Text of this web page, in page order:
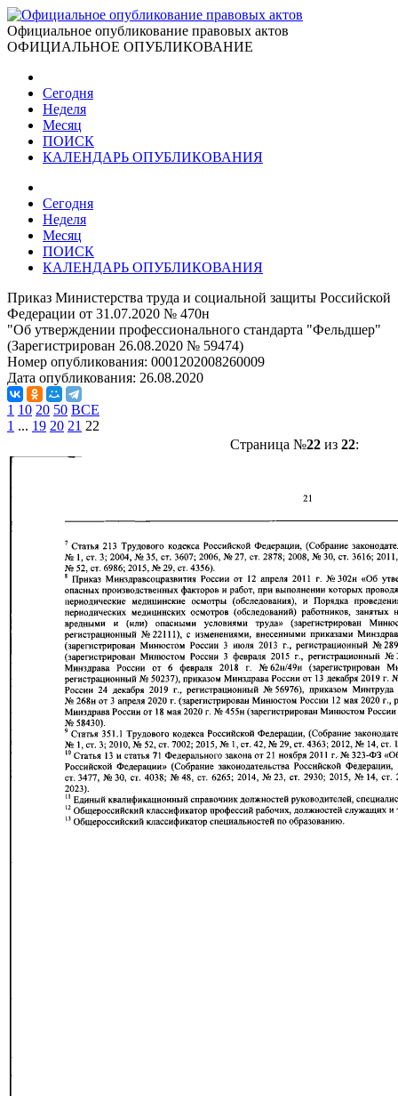
Официальное опубликование правовых актов
ОФИЦИАЛЬНОЕ ОПУБЛИКОВАНИЕ
Сегодня
Неделя
Месяц
ПОИСК
КАЛЕНДАРЬ ОПУБЛИКОВАНИЯ
Сегодня
Неделя
Месяц
ПОИСК
КАЛЕНДАРЬ ОПУБЛИКОВАНИЯ
Приказ Министерства труда и социальной защиты Российской
Федерации от 31.07.2020 № 470н
"Об утверждении профессионального стандарта "Фельдшер"
(Зарегистрирован 26.08.2020 № 59474)
Номер опубликования: 0001202008260009
Дата опубликования: 26.08.2020
1 10 20 50 ВСЕ
1 ... 19 20 21 22
Страница №22из 22: